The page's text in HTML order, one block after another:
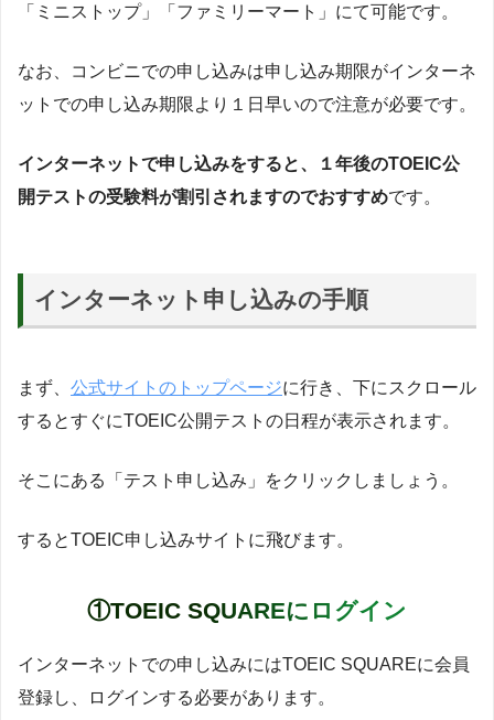
「ミニストップ」「ファミリーマート」にて可能です。
なお、コンビニでの申し込みは申し込み期限がインターネ
ットでの申し込み期限より１日早いので注意が必要です。
インターネットで申し込みをすると、１年後のTOEIC公
開テストの受験料が割引されますのでおすすめです。
インターネット申し込みの手順
まず、 公式サイトのトップページに行き、下にスクロール
するとすぐにTOEIC公開テストの日程が表示されます。
そこにある「テスト申し込み」をクリックしましょう。
するとTOEIC申し込みサイトに飛びます。
①TOEIC SQUAREにログイン
インターネットでの申し込みにはTOEIC SQUAREに会員
登録し、ログインする必要があります。